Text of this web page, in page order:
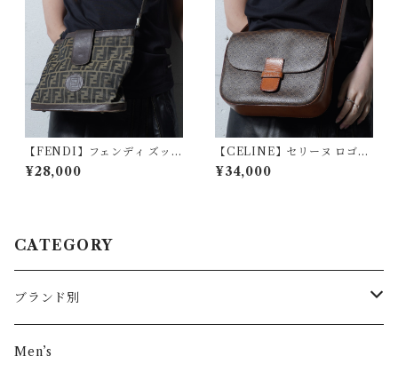
【FENDI】フェンディ ズッカ
柄レザー・キャンパスショル
ダーバッグ brown
¥28,000
【CELINE】セリーヌ ロゴ入
マカダムレザーショルダーバ
ッグ brown
¥34,000
CATEGORY
ブランド別
その他ブランド
Men’s